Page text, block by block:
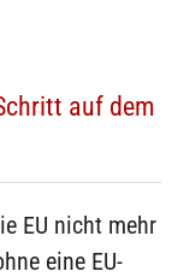
auf dem
EU nicht mehr
eine EU-